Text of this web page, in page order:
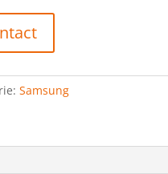
Samsung